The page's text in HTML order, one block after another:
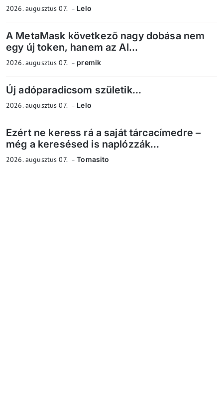
2026. augusztus 07. Lelo
A MetaMask következő nagy dobása nem
egy új token, hanem az AI...
2026. augusztus 07. premik
Új adóparadicsom születik...
2026. augusztus 07. Lelo
Ezért ne keress rá a saját tárcacímedre –
még a keresésed is naplózzák...
2026. augusztus 07. Tomasito